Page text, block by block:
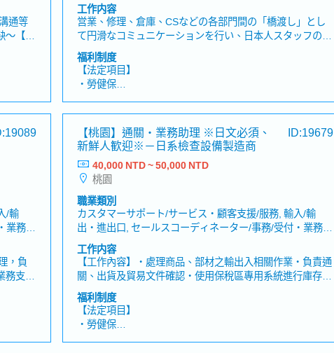
通等
【工
務・
儲公
※每月
流中心
一站式
活
工作内容
営業、修理、倉庫、CSなどの各部門間の「橋渡し」とし
て円滑なコミュニケーションを行い、日本人スタッフの業
務を多角的にサポートすることがミッションです。■主な
業務内容 ・部門間の調整: 各部署間の連携をスムーズに
し、業務プロセスの進捗を管理します・日本人スタッフの
サポート: 日本人スタッフの業務サポートや、社内コミュ
ニケーションの円滑化を図ります・事務・コーディネーシ
ョン: 単なる事務処理にとどまらず、営業活動が円滑に進
むための各所への手配や調整を行います
福利制度
【法定項目】
・勞健保
・各種休假（特別休假、婚假、喪假、生理假、產檢假、陪
產假、產假、育嬰假）
・退休金
【公司福利】
・三節禮金
・健康檢查
・結婚津貼
・久任津貼
・交通津貼（已包含於基本薪資中）
・獎金平均3個月，依業績而定（1月支付）
・年度人事考核
/輸
業務/
，負
務支
對應
處
應・
相關
處理・
【桃園】通關・業務助理 ※日文必須、
新鮮人歓迎※－日系檢查設備製造商
ID:19679
40,000 NTD ~ 50,000 NTD
桃園
職業類別
カスタマーサポート/サービス・顧客支援/服務, 輸入/輸
出・進出口, セールスコーディネーター/事務/受付・業務/
內勤/窗口
工作内容
【工作內容】・處理商品、部材之輸出入相關作業・負責通
關、出貨及貿易文件確認・使用保稅區專用系統進行庫存及
入出庫管理・確認Invoice、Packing List、B/L、AWB、
ETA、ETD等資訊・與日本總公司、客戶、代理商、船公司
及供應商聯繫協調・確認英文Email及相關文件・熟悉後支
援業務助理相關工作【魅力】・可活用日文，累積日系製造
商的貿易及通關實務經驗。・新鮮人或經驗較淺者也可挑
福利制度
【法定項目】
・勞健保